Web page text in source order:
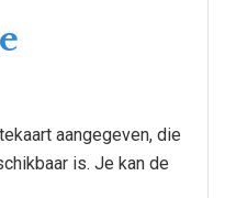
aangegeven, die
is. Je kan de